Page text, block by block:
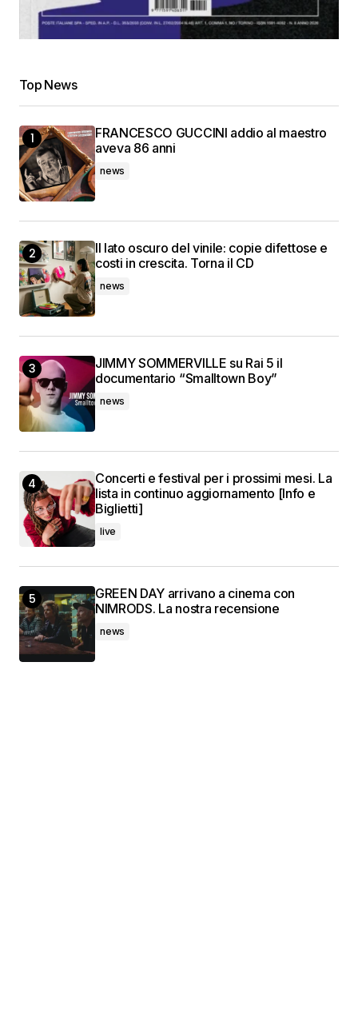
Top News
FRANCESCO GUCCINI addio al maestro
aveva 86 anni
news
Il lato oscuro del vinile: copie difettose e
costi in crescita. Torna il CD
news
JIMMY SOMMERVILLE su Rai 5 il
documentario “Smalltown Boy”
news
Concerti e festival per i prossimi mesi. La
lista in continuo aggiornamento [Info e
Biglietti]
live
GREEN DAY arrivano a cinema con
NIMRODS. La nostra recensione
news